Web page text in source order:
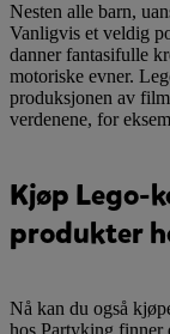
Nesten alle barn,
Vanligvis et veldig
danner fantasifulle
motoriske evner.
produksjonen av
verdenene, for
Kjøp Lego-
produkter
Nå kan du også
hos Partyking finner